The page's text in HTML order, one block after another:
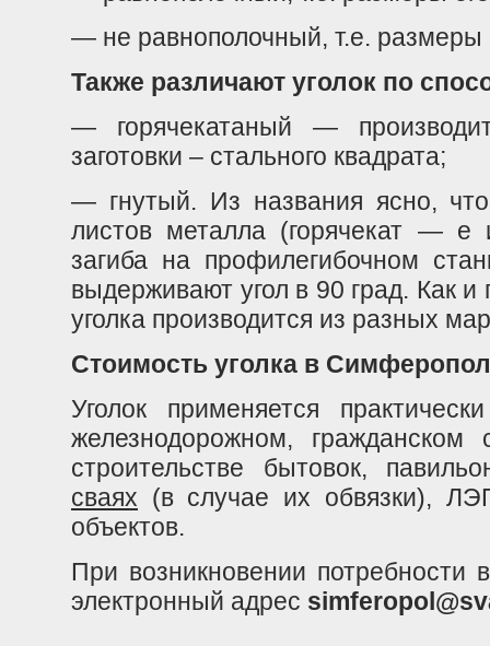
— не равнополочный, т.е. размеры
Также различают уголок по
— горячекатаный —
заготовки – стального квадрата;
— гнутый. Из названия ясно,
листов металла (горячекат —
загиба на профилегибочном
выдерживают угол в 90 град. Как и
уголка производится из разных
Стоимость уголка в
Уголок применяется
железнодорожном, гражданском
строительстве бытовок,
сваях (в случае их обвязки),
объектов.
При возникновении потребности
электронный адрес